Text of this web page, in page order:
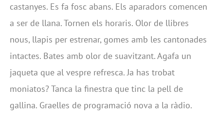
castanyes. Es fa fosc abans. Els aparadors comencen
a ser de llana. Tornen els horaris. Olor de llibres
nous, llapis per estrenar, gomes amb les cantonades
intactes. Bates amb olor de suavitzant. Agafa un
jaqueta que al vespre refresca. Ja has trobat
moniatos? Tanca la finestra que tinc la pell de
gallina. Graelles de programació nova a la ràdio.